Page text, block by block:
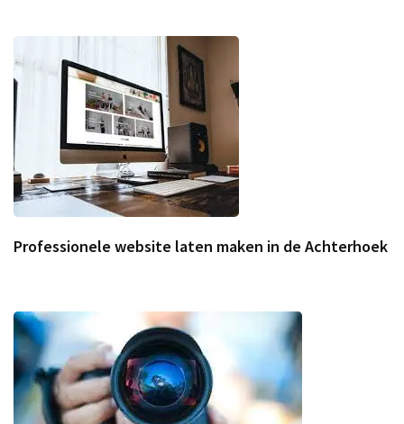
Professionele website laten maken in de Achterhoek